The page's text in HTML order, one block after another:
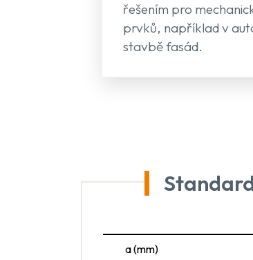
řešením pro
prvků, například v
stavbě fasád.
a (mm)